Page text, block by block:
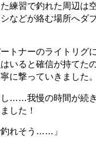
練習で釣れた周辺は
などが絡む場所へダ
トナーのライトリグ
いると確信が持てた
に撃っていきました。
し……我慢の時間が続
した！
釣れそう……」